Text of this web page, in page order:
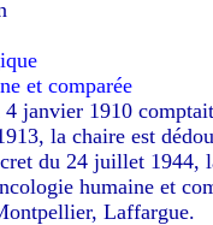
et comparée
janvier 1910
la chaire est
du 24 juillet 1944,
humaine et
Laffargue.